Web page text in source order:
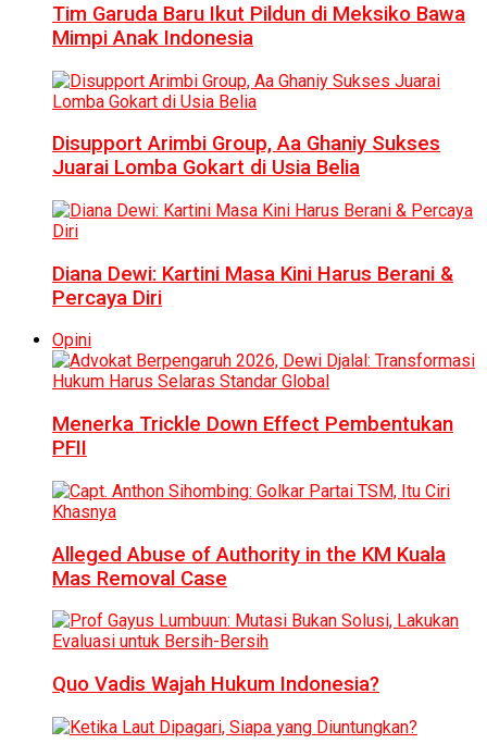
Tim Garuda Baru Ikut Pildun di Meksiko Bawa
Mimpi Anak Indonesia
Disupport Arimbi Group, Aa Ghaniy Sukses
Juarai Lomba Gokart di Usia Belia
Diana Dewi: Kartini Masa Kini Harus Berani &
Percaya Diri
Opini
Menerka Trickle Down Effect Pembentukan
PFII
Alleged Abuse of Authority in the KM Kuala
Mas Removal Case
Quo Vadis Wajah Hukum Indonesia?